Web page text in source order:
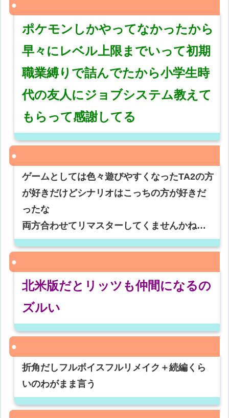
ポケモンしかやってなかったから
早々にレベル上限までいって初期
職業縛りで詰んでたから小学生時
代の友人にジョブシステム教えて
もらって感謝してる
ゲームとしては色々遊びやすくなったTA2の方
が好きだけどシナリオはこっちの方が好きだ
ったな
両方合わせてリマスターしてくませんかね…
北米版だとリッツも仲間になるの
ズルい
折角だしフルボイスフルリメイク＋続編くら
いのわがまま言う